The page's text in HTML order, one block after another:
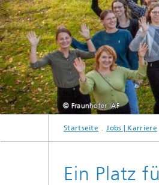
© Fraunhofer IAF
Startseite Jobs | Karriere
Ein Platz